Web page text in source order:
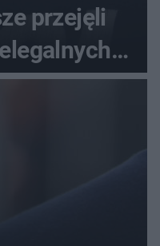
przejęli